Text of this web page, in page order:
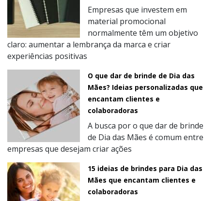
Empresas que investem em
material promocional
normalmente têm um objetivo
claro: aumentar a lembrança da marca e criar
experiências positivas
O que dar de brinde de Dia das
Mães? Ideias personalizadas que
encantam clientes e
colaboradoras
A busca por o que dar de brinde
de Dia das Mães é comum entre
empresas que desejam criar ações
15 ideias de brindes para Dia das
Mães que encantam clientes e
colaboradoras